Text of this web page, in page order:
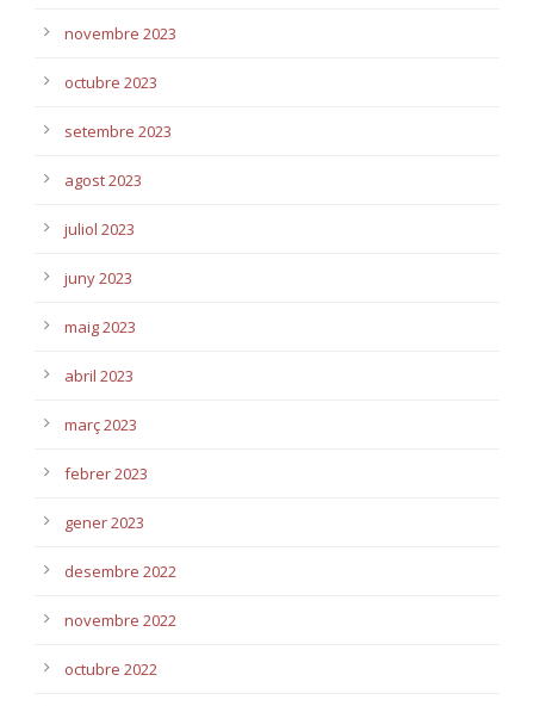
novembre 2023
octubre 2023
setembre 2023
agost 2023
juliol 2023
juny 2023
maig 2023
abril 2023
març 2023
febrer 2023
gener 2023
desembre 2022
novembre 2022
octubre 2022